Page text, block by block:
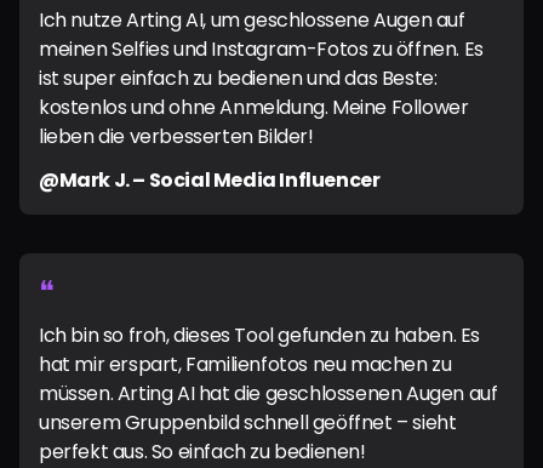
Ich nutze Arting AI, um geschlossene Augen auf
meinen Selfies und Instagram-Fotos zu öffnen. Es
ist super einfach zu bedienen und das Beste:
kostenlos und ohne Anmeldung. Meine Follower
lieben die verbesserten Bilder!
@Mark J. – Social Media Influencer
❝
Ich bin so froh, dieses Tool gefunden zu haben. Es
hat mir erspart, Familienfotos neu machen zu
müssen. Arting AI hat die geschlossenen Augen auf
unserem Gruppenbild schnell geöffnet – sieht
perfekt aus. So einfach zu bedienen!